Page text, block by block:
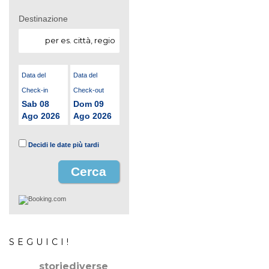
Destinazione
Data del
Check-in
Sab 08
Ago 2026
Data del
Check-out
Dom 09
Ago 2026
Decidi le date più tardi
SEGUICI!
storiediverse